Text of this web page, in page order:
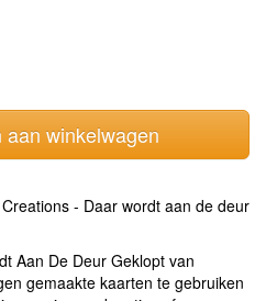
winkelwagen
- Daar wordt aan de deur
Aan De Deur Geklopt van
gemaakte kaarten te gebruiken